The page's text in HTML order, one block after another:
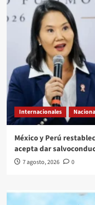
Internacionales
México y Perú
acepta dar
7 agosto, 2026 0